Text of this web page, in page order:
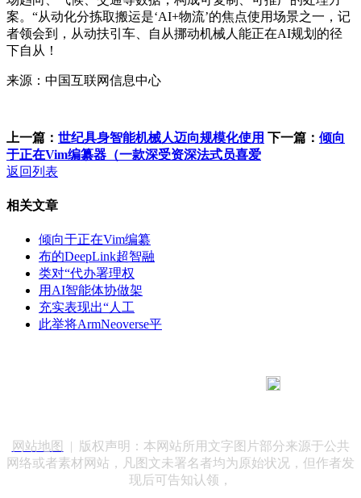
案。“从动化分拣取搬运是‘AI+物流’的焦点使用场景之一，记
者领会到，从动扶引车、自从挪动机械人能正在AI规划的径
下自从！
来源：中国互联网信息中心
上一篇： 世纪具身智能机械人迈向规模化使用 下一篇： 倾向
于正在Vim编纂器（一款深受资深法式员喜爱
返回列表
相关文章
倾向于正在Vim编纂
布的DeepLink超智融
类对“代办署理权
用AI智能体协做架
充实表现出“人工
此举将ArmNeoverse平
网站地图
| 版权声明：本网站所用文字图片部分来源于公共
网络或者素材网站，凡图文未署名者均为原始状况，但作者发
现后可告知认领，